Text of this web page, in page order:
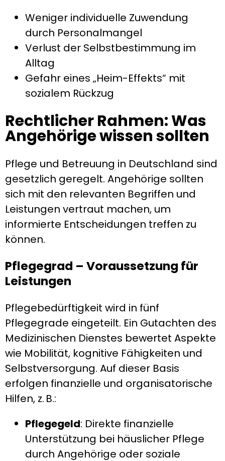
Weniger individuelle Zuwendung
durch Personalmangel
Verlust der Selbstbestimmung im
Alltag
Gefahr eines „Heim-Effekts“ mit
sozialem Rückzug
Rechtlicher Rahmen: Was
Angehörige wissen sollten
Pflege und Betreuung in Deutschland sind
gesetzlich geregelt. Angehörige sollten
sich mit den relevanten Begriffen und
Leistungen vertraut machen, um
informierte Entscheidungen treffen zu
können.
Pflegegrad – Voraussetzung für
Leistungen
Pflegebedürftigkeit wird in fünf
Pflegegrade eingeteilt. Ein Gutachten des
Medizinischen Dienstes bewertet Aspekte
wie Mobilität, kognitive Fähigkeiten und
Selbstversorgung. Auf dieser Basis
erfolgen finanzielle und organisatorische
Hilfen, z. B.:
Pflegegeld: Direkte finanzielle
Unterstützung bei häuslicher Pflege
durch Angehörige oder soziale